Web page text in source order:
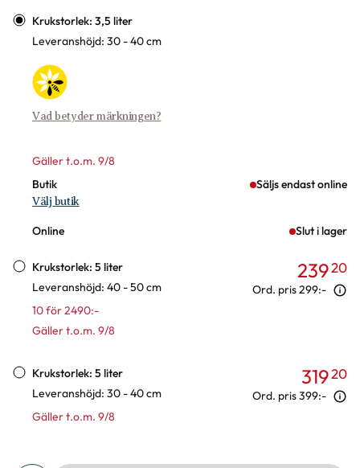
Varianter
Krukstorlek: 3,5 liter
Leveranshöjd: 30 - 40 cm
Vad betyder märkningen?
Gäller t.o.m. 9/8
Butik
Säljs endast online
Välj butik
Online Slut i lager
Krukstorlek: 5 liter
Leveranshöjd: 40 - 50 cm
10 för 2490:-
Gäller t.o.m. 9/8
23920
Ord. pris299:-
Krukstorlek: 5 liter
Leveranshöjd: 30 - 40 cm
Gäller t.o.m. 9/8
31920
Ord. pris399:-